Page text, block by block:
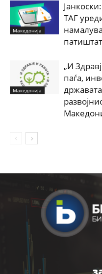
Македонија
ТАГ
Македонија
„И
паѓа,